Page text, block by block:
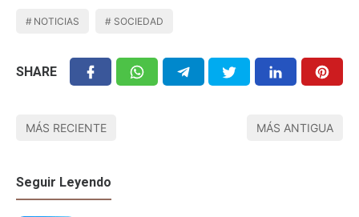
NOTICIAS SOCIEDAD
SHARE
MÁS RECIENTE MÁS ANTIGUA
Seguir Leyendo